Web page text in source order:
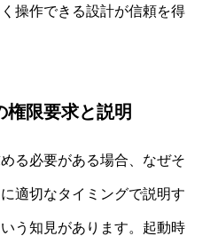
操作できる設計が信頼を得
権限要求と説明
る必要がある場合、なぜそ
適切なタイミングで説明す
う知見があります。起動時